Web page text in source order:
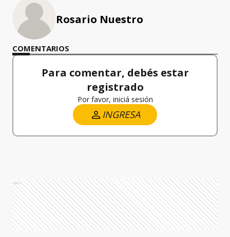
Rosario Nuestro
COMENTARIOS
Para comentar, debés estar
registrado
Por favor, iniciá sesión
INGRESA
Ads